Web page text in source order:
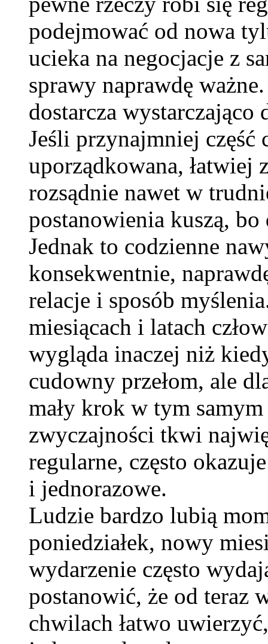
podejmować od nowa
ucieka na negocjacje z
sprawy naprawdę
dostarcza
Jeśli przynajmniej część
uporządkowana, łatwiej
rozsądnie nawet w
postanowienia kuszą,
Jednak to codzienne
konsekwentnie,
relacje i sposób
miesiącach i latach
wygląda inaczej niż
cudowny przełom, ale
mały krok w tym
zwyczajności tkwi
regularne, często
i jednorazowe.
Ludzie bardzo lubią
poniedziałek, nowy
wydarzenie często
postanowić, że od teraz
chwilach łatwo